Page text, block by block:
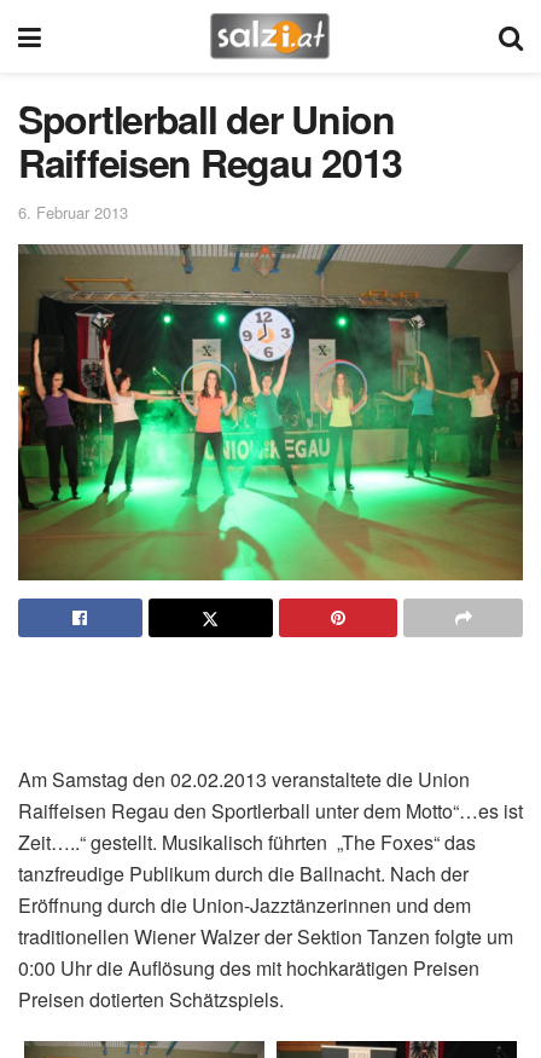
Sportlerball der Union
Raiffeisen Regau 2013
6. Februar 2013
Am Samstag den 02.02.2013 veranstaltete die Union
Raiffeisen Regau den Sportlerball unter dem Motto“…es ist
Zeit…..“ gestellt. Musikalisch führten „The Foxes“ das
tanzfreudige Publikum durch die Ballnacht. Nach der
Eröffnung durch die Union-Jazztänzerinnen und dem
traditionellen Wiener Walzer der Sektion Tanzen folgte um
0:00 Uhr die Auflösung des mit hochkarätigen Preisen
Preisen dotierten Schätzspiels.